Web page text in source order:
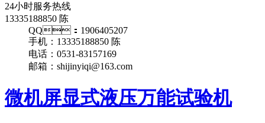
24小时服务热线
13335188850 陈
QQ：1906405207
手机：13335188850 陈
电话：0531-83157169
邮箱：shijinyiqi@163.com
微机屏显式液压万能试验机